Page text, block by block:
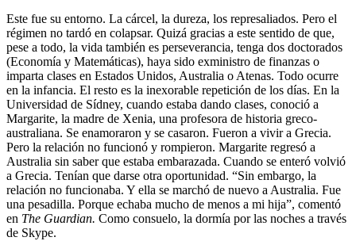
Este fue su entorno. La cárcel, la dureza, los represaliados. Pero el
régimen no tardó en colapsar. Quizá gracias a este sentido de que,
pese a todo, la vida también es perseverancia, tenga dos doctorados
(Economía y Matemáticas), haya sido exministro de finanzas o
imparta clases en Estados Unidos, Australia o Atenas. Todo ocurre
en la infancia. El resto es la inexorable repetición de los días. En la
Universidad de Sídney, cuando estaba dando clases, conoció a
Margarite, la madre de Xenia, una profesora de historia greco-
australiana. Se enamoraron y se casaron. Fueron a vivir a Grecia.
Pero la relación no funcionó y rompieron. Margarite regresó a
Australia sin saber que estaba embarazada. Cuando se enteró volvió
a Grecia. Tenían que darse otra oportunidad. “Sin embargo, la
relación no funcionaba. Y ella se marchó de nuevo a Australia. Fue
una pesadilla. Porque echaba mucho de menos a mi hija”, comentó
en The Guardian. Como consuelo, la dormía por las noches a través
de Skype.